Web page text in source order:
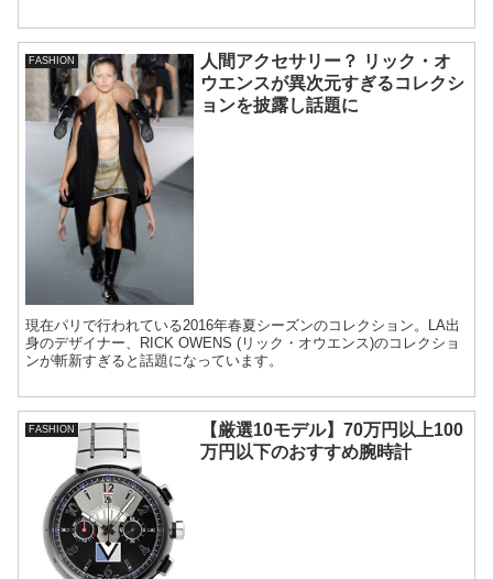
FASHION
人間アクセサリー？ リック・オ
ウエンスが異次元すぎるコレクシ
ョンを披露し話題に
現在パリで行われている2016年春夏シーズンのコレクション。LA出
身のデザイナー、RICK OWENS (リック・オウエンス)のコレクショ
ンが斬新すぎると話題になっています。
FASHION
【厳選10モデル】70万円以上100
万円以下のおすすめ腕時計